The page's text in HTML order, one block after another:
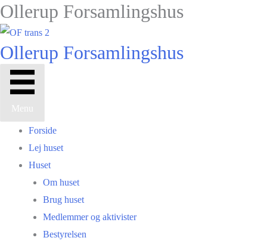
Gå
til
Ollerup Forsamlingshus
Ollerup Forsamlingshus
Menu
Forside
Lej huset
Huset
Om huset
Brug huset
Medlemmer og aktivister
Bestyrelsen